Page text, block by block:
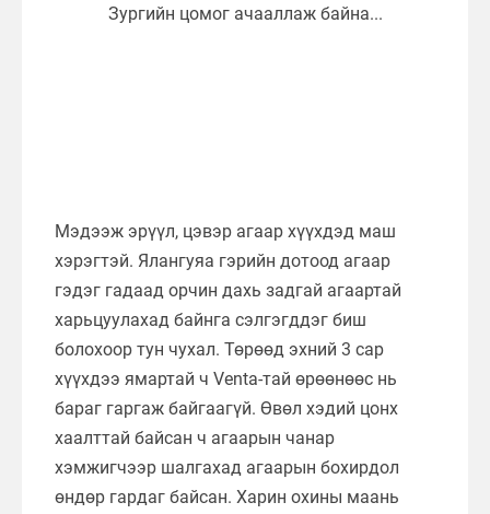
Мэдээж эрүүл, цэвэр агаар хүүхдэд маш
хэрэгтэй. Ялангуяа гэрийн дотоод агаар
гэдэг гадаад орчин дахь задгай агаартай
харьцуулахад байнга сэлгэгддэг биш
болохоор тун чухал. Төрөөд эхний 3 сар
хүүхдээ ямартай ч Venta-тай өрөөнөөс нь
бараг гаргаж байгаагүй. Өвөл хэдий цонх
хаалттай байсан ч агаарын чанар
хэмжигчээр шалгахад агаарын бохирдол
өндөр гардаг байсан. Харин охины маань